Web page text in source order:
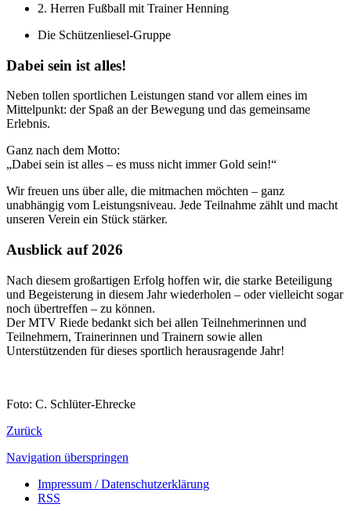
2. Herren Fußball mit Trainer Henning
Die Schützenliesel-Gruppe
Dabei sein ist alles!
Neben tollen sportlichen Leistungen stand vor allem eines im
Mittelpunkt: der Spaß an der Bewegung und das gemeinsame
Erlebnis.
Ganz nach dem Motto:
„Dabei sein ist alles – es muss nicht immer Gold sein!“
Wir freuen uns über alle, die mitmachen möchten – ganz
unabhängig vom Leistungsniveau. Jede Teilnahme zählt und macht
unseren Verein ein Stück stärker.
Ausblick auf 2026
Nach diesem großartigen Erfolg hoffen wir, die starke Beteiligung
und Begeisterung in diesem Jahr wiederholen – oder vielleicht sogar
noch übertreffen – zu können.
Der MTV Riede bedankt sich bei allen Teilnehmerinnen und
Teilnehmern, Trainerinnen und Trainern sowie allen
Unterstützenden für dieses sportlich herausragende Jahr!
Foto: C. Schlüter-Ehrecke
Zurück
Navigation überspringen
Impressum / Datenschutzerklärung
RSS